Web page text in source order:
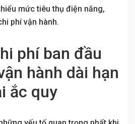
mức tiêu thụ điện năng,
phí vận hành.
phí ban đầu
hành dài hạn
ắc quy